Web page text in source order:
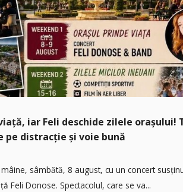
iar Feli deschide zilele orașului!
pe distracție și voie bună
sâmbătă, 8 august, cu un concert
Feli Donose. Spectacolul, care se va...